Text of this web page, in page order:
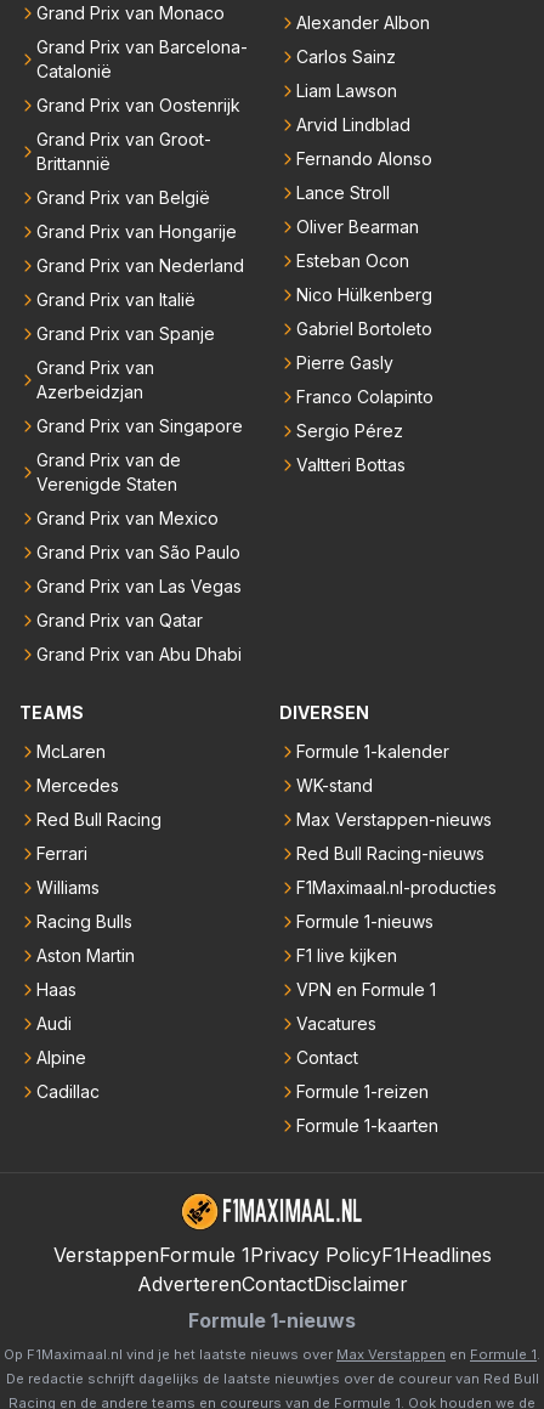
Grand Prix van Monaco
Grand Prix van Barcelona-
Catalonië
Grand Prix van Oostenrijk
Grand Prix van Groot-
Brittannië
Grand Prix van België
Grand Prix van Hongarije
Grand Prix van Nederland
Grand Prix van Italië
Grand Prix van Spanje
Grand Prix van
Azerbeidzjan
Grand Prix van Singapore
Grand Prix van de
Verenigde Staten
Grand Prix van Mexico
Grand Prix van São Paulo
Grand Prix van Las Vegas
Grand Prix van Qatar
Grand Prix van Abu Dhabi
Alexander Albon
Carlos Sainz
Liam Lawson
Arvid Lindblad
Fernando Alonso
Lance Stroll
Oliver Bearman
Esteban Ocon
Nico Hülkenberg
Gabriel Bortoleto
Pierre Gasly
Franco Colapinto
Sergio Pérez
Valtteri Bottas
TEAMS
McLaren
Mercedes
Red Bull Racing
Ferrari
Williams
Racing Bulls
Aston Martin
Haas
Audi
Alpine
Cadillac
DIVERSEN
Formule 1-kalender
WK-stand
Max Verstappen-nieuws
Red Bull Racing-nieuws
F1Maximaal.nl-producties
Formule 1-nieuws
F1 live kijken
VPN en Formule 1
Vacatures
Contact
Formule 1-reizen
Formule 1-kaarten
VerstappenFormule 1Privacy PolicyF1Headlines
AdverterenContactDisclaimer
Formule 1-nieuws
Op F1Maximaal.nl vind je het laatste nieuws over Max Verstappen en Formule 1
De redactie schrijft dagelijks de laatste nieuwtjes over de coureur van Red Bull
Racing en de andere teams en coureurs van de Formule 1. Ook houden we de